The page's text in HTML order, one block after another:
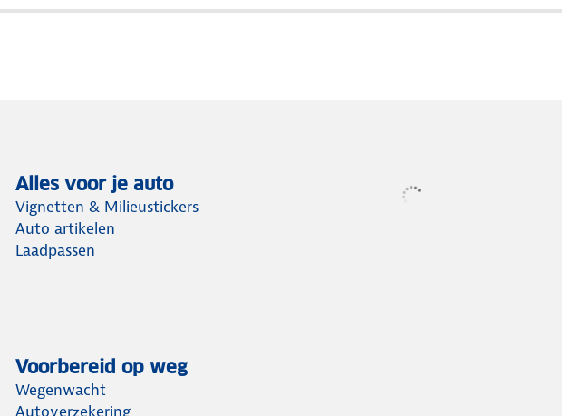
Alles voor je auto
Vignetten & Milieustickers
Auto artikelen
Laadpassen
Voorbereid op weg
Wegenwacht
Autoverzekering